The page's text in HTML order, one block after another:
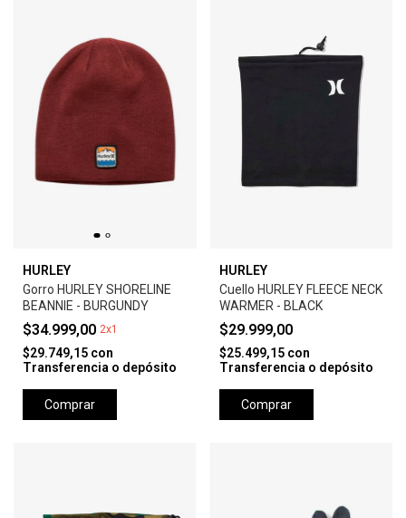
HURLEY
Gorro HURLEY SHORELINE
BEANNIE - BURGUNDY
$34.999,00 2x1
$29.749,15 con
Transferencia o depósito
Comprar
HURLEY
Cuello HURLEY FLEECE NECK
WARMER - BLACK
$29.999,00
$25.499,15 con
Transferencia o depósito
Comprar